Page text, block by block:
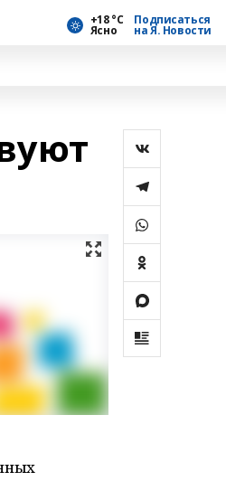
+18 °С
Ясно
Подписаться
на Я. Новости